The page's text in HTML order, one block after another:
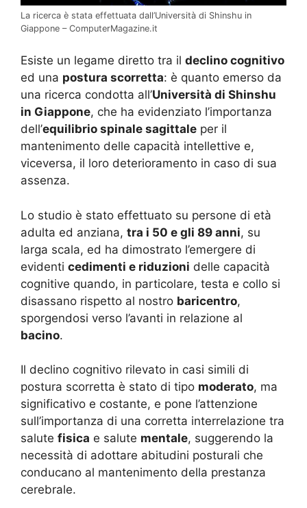
La ricerca è stata effettuata dall’Università di Shinshu in
Giappone – ComputerMagazine.it
Esiste un legame diretto tra il declino cognitivo
ed una postura scorretta: è quanto emerso da
una ricerca condotta all’Università di Shinshu
in Giappone, che ha evidenziato l’importanza
dell’equilibrio spinale sagittale per il
mantenimento delle capacità intellettive e,
viceversa, il loro deterioramento in caso di sua
assenza.
Lo studio è stato effettuato su persone di età
adulta ed anziana, tra i 50 e gli 89 anni, su
larga scala, ed ha dimostrato l’emergere di
evidenti cedimenti e riduzioni delle capacità
cognitive quando, in particolare, testa e collo si
disassano rispetto al nostro baricentro,
sporgendosi verso l’avanti in relazione al
bacino.
Il declino cognitivo rilevato in casi simili di
postura scorretta è stato di tipo moderato, ma
significativo e costante, e pone l’attenzione
sull’importanza di una corretta interrelazione tra
salute fisica e salute mentale, suggerendo la
necessità di adottare abitudini posturali che
conducano al mantenimento della prestanza
cerebrale.